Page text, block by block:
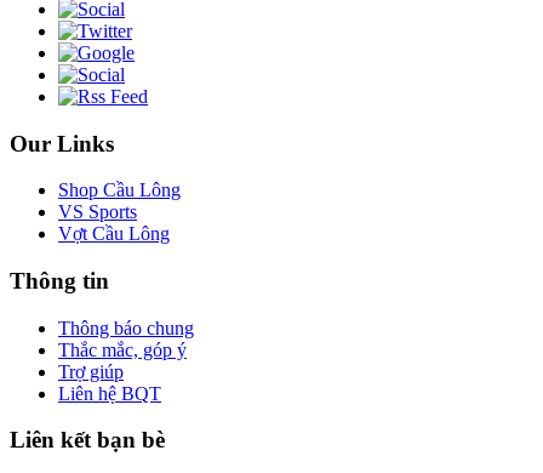
Our Links
Shop Cầu Lông
VS Sports
Vợt Cầu Lông
Thông tin
Thông báo chung
Thắc mắc, góp ý
Trợ giúp
Liên hệ BQT
Liên kết bạn bè